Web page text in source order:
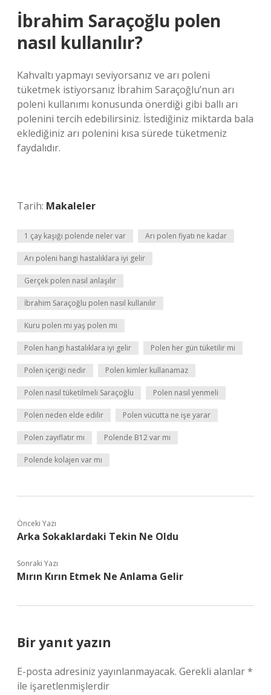
İbrahim Saraçoğlu polen
nasıl kullanılır?
Kahvaltı yapmayı seviyorsanız ve arı poleni
tüketmek istiyorsanız İbrahim Saraçoğlu’nun arı
poleni kullanımı konusunda önerdiği gibi ballı arı
polenini tercih edebilirsiniz. İstediğiniz miktarda bala
eklediğiniz arı polenini kısa sürede tüketmeniz
faydalıdır.
Tarih: Makaleler
1 çay kaşığı polende neler var Arı polen fiyatı ne kadar
Arı poleni hangi hastalıklara iyi gelir
Gerçek polen nasıl anlaşılır
İbrahim Saraçoğlu polen nasıl kullanılır
Kuru polen mi yaş polen mi
Polen hangi hastalıklara iyi gelir Polen her gün tüketilir mi
Polen içeriği nedir Polen kimler kullanamaz
Polen nasıl tüketilmeli Saraçoğlu Polen nasıl yenmeli
Polen neden elde edilir Polen vücutta ne işe yarar
Polen zayıflatır mı Polende B12 var mı
Polende kolajen var mı
Önceki Yazı
Arka Sokaklardaki Tekin Ne Oldu
Sonraki Yazı
Mırın Kırın Etmek Ne Anlama Gelir
Bir yanıt yazın
E-posta adresiniz yayınlanmayacak. Gerekli alanlar*
ile işaretlenmişlerdir